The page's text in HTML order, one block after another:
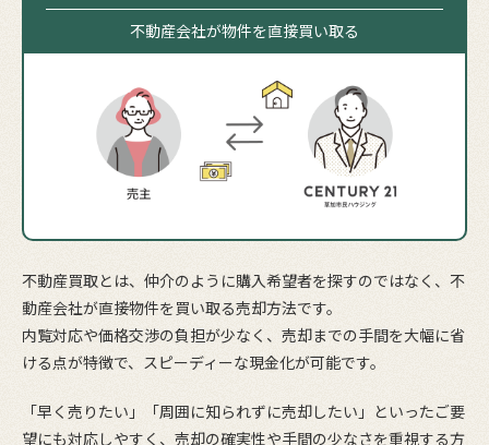
不動産会社が物件を直接買い取る
不動産買取とは、仲介のように購入希望者を探すのではなく、不
動産会社が直接物件を買い取る売却方法です。
内覧対応や価格交渉の負担が少なく、売却までの手間を大幅に省
ける点が特徴で、スピーディーな現金化が可能です。
「早く売りたい」「周囲に知られずに売却したい」といったご要
望にも対応しやすく、売却の確実性や手間の少なさを重視する方